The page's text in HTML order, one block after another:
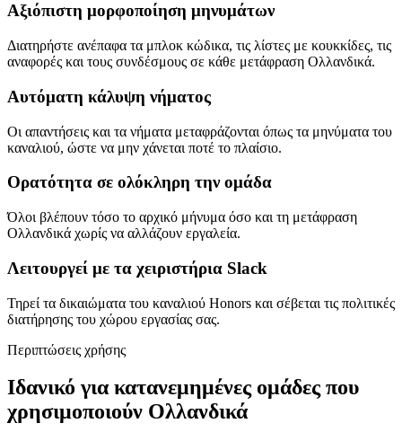
Αξιόπιστη μορφοποίηση μηνυμάτων
Διατηρήστε ανέπαφα τα μπλοκ κώδικα, τις λίστες με κουκκίδες, τις
αναφορές και τους συνδέσμους σε κάθε μετάφραση Ολλανδικά.
Αυτόματη κάλυψη νήματος
Οι απαντήσεις και τα νήματα μεταφράζονται όπως τα μηνύματα του
καναλιού, ώστε να μην χάνεται ποτέ το πλαίσιο.
Ορατότητα σε ολόκληρη την ομάδα
Όλοι βλέπουν τόσο το αρχικό μήνυμα όσο και τη μετάφραση
Ολλανδικά χωρίς να αλλάζουν εργαλεία.
Λειτουργεί με τα χειριστήρια Slack
Τηρεί τα δικαιώματα του καναλιού Honors και σέβεται τις πολιτικές
διατήρησης του χώρου εργασίας σας.
Περιπτώσεις χρήσης
Ιδανικό για κατανεμημένες ομάδες που
χρησιμοποιούν Ολλανδικά